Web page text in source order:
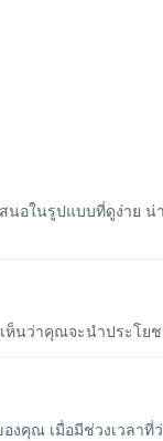
อในรูปแบบที่ดูง่าย
นว่าคุณจะนำประโย
คุณ เมื่อมีช่วงเวลา